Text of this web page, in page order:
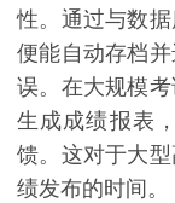
性。通过与数
便能自动存档
误。在大规模
生成成绩报表
馈。这对于大
绩发布的时间。